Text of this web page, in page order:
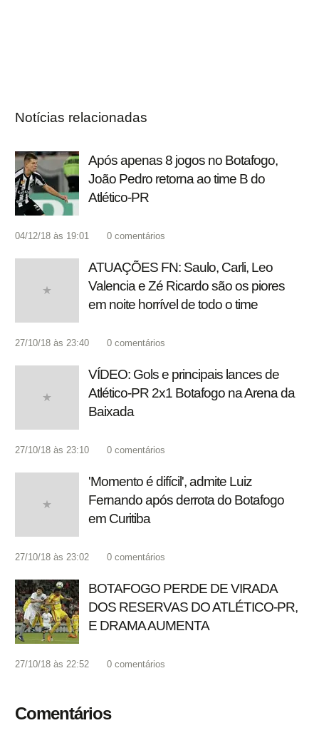
Notícias relacionadas
Após apenas 8 jogos no Botafogo,
João Pedro retorna ao time B do
Atlético-PR
04/12/18 às 19:01 0 comentários
ATUAÇÕES FN: Saulo, Carli, Leo
Valencia e Zé Ricardo são os piores
em noite horrível de todo o time
27/10/18 às 23:40 0 comentários
VÍDEO: Gols e principais lances de
Atlético-PR 2x1 Botafogo na Arena da
Baixada
27/10/18 às 23:10 0 comentários
'Momento é difícil', admite Luiz
Fernando após derrota do Botafogo
em Curitiba
27/10/18 às 23:02 0 comentários
BOTAFOGO PERDE DE VIRADA
DOS RESERVAS DO ATLÉTICO-PR,
E DRAMA AUMENTA
27/10/18 às 22:52 0 comentários
Comentários